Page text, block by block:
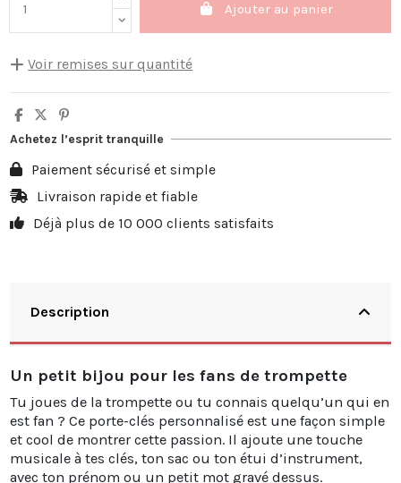
Ajouter au panier
Voir remises sur quantité
Quantité Remise sur prix unitaire
Vous économisez
10
20%
20
25%
30
30% 62,91 €
Achetez l’esprit tranquille
Paiement sécurisé et simple
Livraison rapide et fiable
Déjà plus de 10 000 clients satisfaits
Description
Un petit bijou pour les fans de trompette
Tu joues de la trompette ou tu connais quelqu’un qui en
est fan ? Ce porte-clés personnalisé est une façon simple
et cool de montrer cette passion. Il ajoute une touche
musicale à tes clés, ton sac ou ton étui d’instrument,
avec ton prénom ou un petit mot gravé dessus.